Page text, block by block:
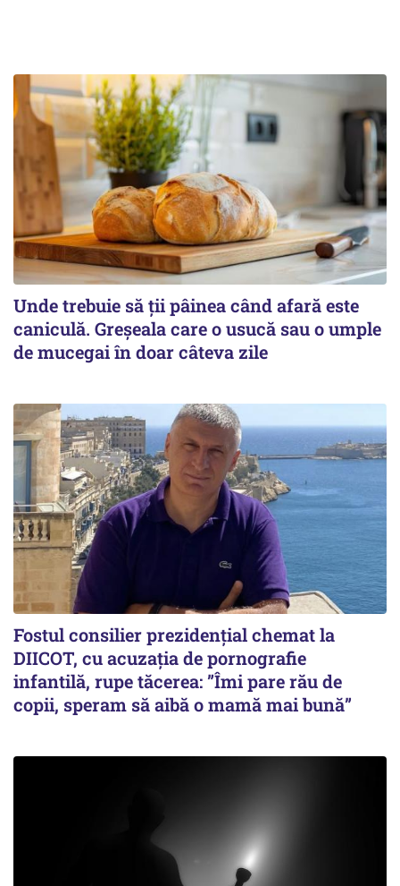
Unde trebuie să ții pâinea când afară este
caniculă. Greșeala care o usucă sau o umple
de mucegai în doar câteva zile
Fostul consilier prezidențial chemat la
DIICOT, cu acuzația de pornografie
infantilă, rupe tăcerea: ”Îmi pare rău de
copii, speram să aibă o mamă mai bună”